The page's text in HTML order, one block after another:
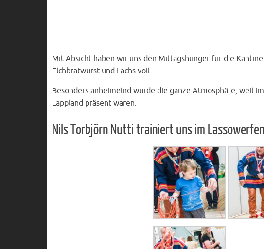
Mit Absicht haben wir uns den Mittagshunger für die
Elchbratwurst und Lachs voll.
Besonders anheimelnd wurde die ganze Atmosphäre, weil
Lappland präsent waren.
Nils Torbjörn Nutti trainiert uns im Lassowerfen